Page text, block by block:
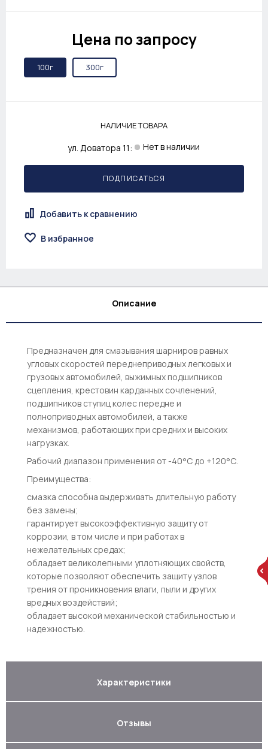
Цена по запросу
100г 300г
НАЛИЧИЕ ТОВАРА
ул. Доватора 11: Нет в наличии
ПОДПИСАТЬСЯ
Добавить к сравнению
В избранное
Описание
Предназначен для смазывания шарниров равных
угловых скоростей переднеприводных легковых и
грузовых автомобилей, выжимных подшипников
сцепления, крестовин карданных сочленений,
подшипников ступиц колес передне и
полноприводных автомобилей, а также
механизмов, работающих при средних и высоких
нагрузках.
Рабочий диапазон применения от -40°С до +120°С.
Преимущества:
смазка способна выдерживать длительную работу
без замены;
гарантирует высокоэффективную защиту от
коррозии, в том числе и при работах в
нежелательных средах;
обладает великолепными уплотняющих свойств,
которые позволяют обеспечить защиту узлов
трения от проникновения влаги, пыли и других
вредных воздействий;
обладает высокой механической стабильностью и
надежностью.
Характеристики
Отзывы